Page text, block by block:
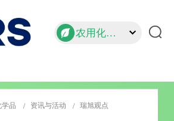
农用化学品
品 资讯与活动 瑞旭观点